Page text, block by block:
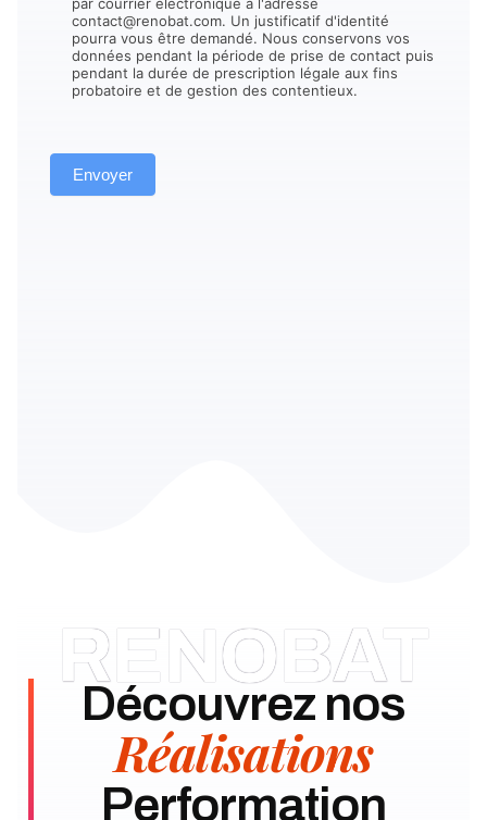
par courrier électronique à l'adresse
contact@renobat.com. Un justificatif d'identité
pourra vous être demandé. Nous conservons vos
données pendant la période de prise de contact puis
pendant la durée de prescription légale aux fins
probatoire et de gestion des contentieux.
Envoyer
RENOBAT
Découvrez nos
Réalisations
Performation